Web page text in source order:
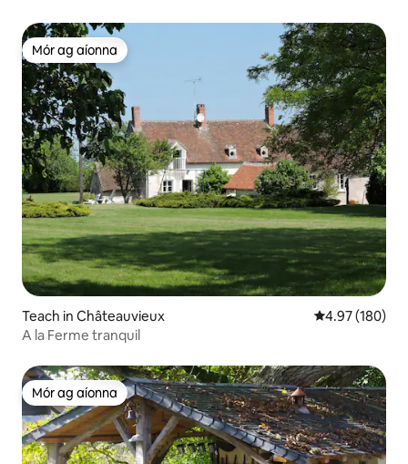
Mór ag aíonna
Mór ag aíonna
Teach in Châteauvieux Meánrátáil
4.97 (180)
A la Ferme tranquil
Mór ag aíonna
Mór ag aíonna